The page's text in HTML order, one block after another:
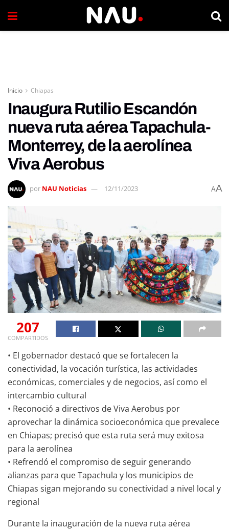
Inicio Chiapas
Inaugura Rutilio Escandón
nueva ruta aérea Tapachula-
Monterrey, de la aerolínea
Viva Aerobus
por NAU Noticias 12/11/2023 AA
207
COMPARTIDOS
• El gobernador destacó que se fortalecen la
conectividad, la vocación turística, las actividades
económicas, comerciales y de negocios, así como el
intercambio cultural
• Reconoció a directivos de Viva Aerobus por
aprovechar la dinámica socioeconómica que prevalece
en Chiapas; precisó que esta ruta será muy exitosa
para la aerolínea
• Refrendó el compromiso de seguir generando
alianzas para que Tapachula y los municipios de
Chiapas sigan mejorando su conectividad a nivel local y
regional
Durante la inauguración de la nueva ruta aérea